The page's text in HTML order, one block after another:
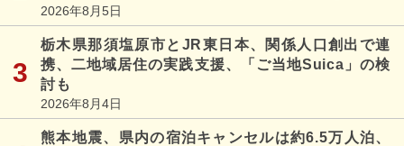
2026年8月5日
栃木県那須塩原市とJR東日本、関係人口創出で連
携、二地域居住の実践支援、「ご当地Suica」の検
討も
2026年8月4日
熊本地震、県内の宿泊キャンセルは約6.5万人泊、